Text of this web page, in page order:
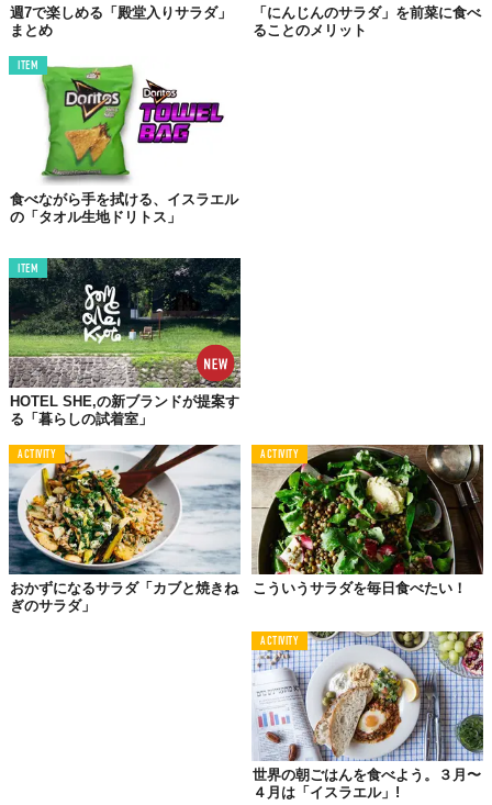
週7で楽しめる「殿堂入りサラダ」
まとめ
「にんじんのサラダ」を前菜に食べ
ることのメリット
ITEM
食べながら手を拭ける、イスラエル
の「タオル生地ドリトス」
ITEM
HOTEL SHE,の新ブランドが提案す
る「暮らしの試着室」
ACTIVITY
おかずになるサラダ「カブと焼きね
ぎのサラダ」
ACTIVITY
こういうサラダを毎日食べたい！
ACTIVITY
世界の朝ごはんを食べよう。３月〜
４月は「イスラエル」!